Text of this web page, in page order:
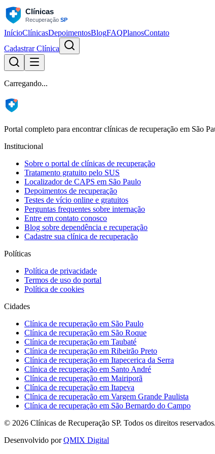
InícioClínicasDepoimentosBlogFAQPlanosContato
Cadastrar Clínica
Carregando...
Portal completo para encontrar clínicas de recuperação em São
Institucional
Sobre o portal de clínicas de recuperação
Tratamento gratuito pelo SUS
Localizador de CAPS em São Paulo
Depoimentos de recuperação
Testes de vício online e gratuitos
Perguntas frequentes sobre internação
Entre em contato conosco
Blog sobre dependência e recuperação
Cadastre sua clínica de recuperação
Políticas
Política de privacidade
Termos de uso do portal
Política de cookies
Cidades
Clínica de recuperação em São Paulo
Clínica de recuperação em São Roque
Clínica de recuperação em Taubaté
Clínica de recuperação em Ribeirão Preto
Clínica de recuperação em Itapecerica da Serra
Clínica de recuperação em Santo André
Clínica de recuperação em Mairiporã
Clínica de recuperação em Itapeva
Clínica de recuperação em Vargem Grande Paulista
Clínica de recuperação em São Bernardo do Campo
© 2026 Clínicas de Recuperação SP. Todos os direitos reservados.
Desenvolvido por QMIX Digital